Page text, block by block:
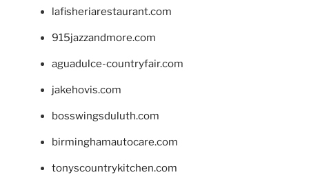
lafisheriarestaurant.com
915jazzandmore.com
aguadulce-countryfair.com
jakehovis.com
bosswingsduluth.com
birminghamautocare.com
tonyscountrykitchen.com